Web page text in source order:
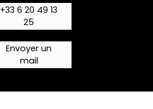
+33 6 20 49 13
25
Envoyer un
mail